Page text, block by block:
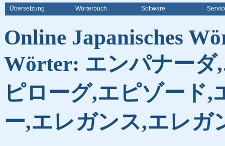
Übersetzung Wörterbuch Software
Online Japanisches
Wörter: エンパナーダ
ピローグ,エピゾード,
ー,エレガンス,エレガ